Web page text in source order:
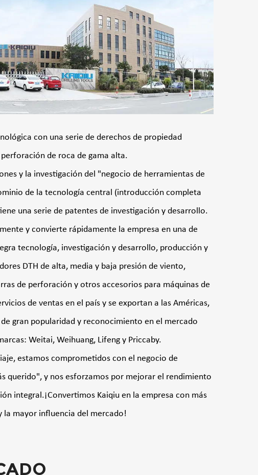
con una serie de derechos de propiedad
de roca de gama alta.
y la investigación del "negocio de herramientas de
de la tecnología central (introducción completa
una serie de patentes de investigación y desarrollo.
y convierte rápidamente la empresa en una de
tecnología, investigación y desarrollo, producción y
DTH de alta, media y baja presión de viento,
de perforación y otros accesorios para máquinas de
de ventas en el país y se exportan a las Américas,
gran popularidad y reconocimiento en el mercado
Weitai, Weihuang, Lifeng y Priccaby.
estamos comprometidos con el negocio de
querido", y nos esforzamos por mejorar el rendimiento
integral.¡Convertimos Kaiqiu en la empresa con más
la mayor influencia del mercado!